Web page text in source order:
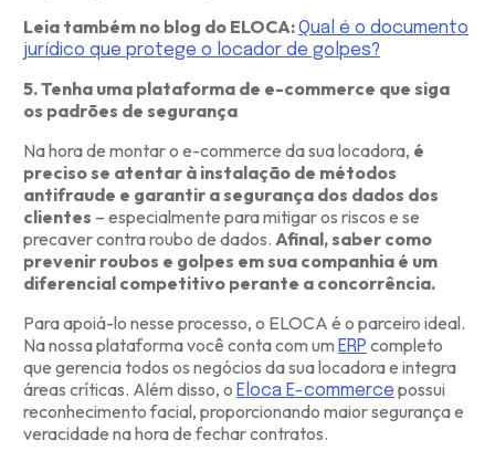
Leia também no blog do ELOCA:Qual é o documento
jurídico que protege o locador de golpes?
5. Tenha uma plataforma de e-commerce que siga
os padrões de segurança
Na hora de montar o e-commerce da sua locadora, é
preciso se atentar à instalação de métodos
antifraude e garantir a segurança dos dados dos
clientes – especialmente para mitigar os riscos e se
precaver contra roubo de dados. Afinal, saber como
prevenir roubos e golpes em sua companhia é um
diferencial competitivo perante a concorrência.
Para apoiá-lo nesse processo, o ELOCA é o parceiro ideal.
Na nossa plataforma você conta com um ERP completo
que gerencia todos os negócios da sua locadora e integra
áreas críticas. Além disso, o Eloca E-commerce possui
reconhecimento facial, proporcionando maior segurança e
veracidade na hora de fechar contratos.